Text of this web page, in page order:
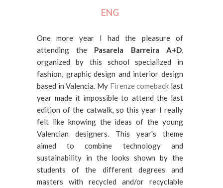
ENG
One more year I had the pleasure of
attending the Pasarela Barreira A+D,
organized by this school specialized in
fashion, graphic design and interior design
based in Valencia. My Firenze comeback last
year made it impossible to attend the last
edition of the catwalk, so this year I really
felt like knowing the ideas of the young
Valencian designers. This year's theme
aimed to combine technology and
sustainability in the looks shown by the
students of the different degrees and
masters with recycled and/or recyclable